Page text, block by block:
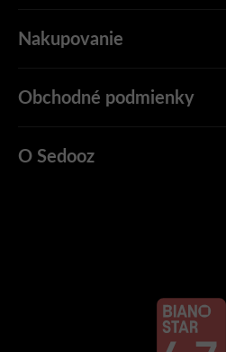
Nakupovanie
Obchodné podmienky
O Sedooz